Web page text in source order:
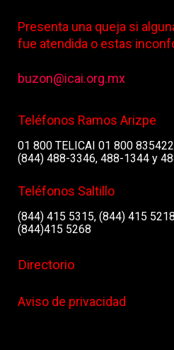
Presenta una queja si
fue atendida o estas
buzon@icai.org.mx
Teléfonos Ramos Arizpe
01 800 TELICAI 01 800
(844) 488-3346, 488-1344 y
Teléfonos Saltillo
(844) 415 5315, (844) 415
(844)415 5268
Directorio
Aviso de privacidad